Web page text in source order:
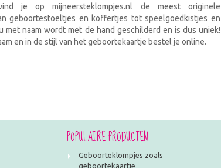
je op mijneersteklompjes.nl de meest originele
geboortestoeltjes en koffertjes tot speelgoedkistjes en
met naam wordt met de hand geschilderd en is dus uniek!
en in de stijl van het geboortekaartje bestel je online.
POPULAIRE PRODUCTEN
Geboorteklompjes zoals
geboortekaartje